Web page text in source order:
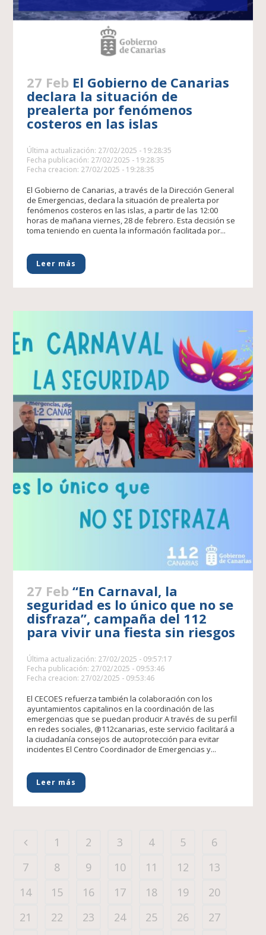
27 Feb El Gobierno de Canarias
declara la situación de
prealerta por fenómenos
costeros en las islas
Última actualización: 27/02/2025 - 19:28:35
Fecha publicación: 27/02/2025 - 19:28:35
Fecha creacion: 27/02/2025 - 19:28:35
El Gobierno de Canarias, a través de la Dirección General
de Emergencias, declara la situación de prealerta por
fenómenos costeros en las islas, a partir de las 12:00
horas de mañana viernes, 28 de febrero. Esta decisión se
toma teniendo en cuenta la información facilitada por...
Leer más
27 Feb “En Carnaval, la
seguridad es lo único que no se
disfraza”, campaña del 112
para vivir una fiesta sin riesgos
Última actualización: 27/02/2025 - 09:57:17
Fecha publicación: 27/02/2025 - 09:53:46
Fecha creacion: 27/02/2025 - 09:53:46
El CECOES refuerza también la colaboración con los
ayuntamientos capitalinos en la coordinación de las
emergencias que se puedan producir A través de su perfil
en redes sociales, @112canarias, este servicio facilitará a
la ciudadanía consejos de autoprotección para evitar
incidentes El Centro Coordinador de Emergencias y...
Leer más
1 2 3 4 5
6
7
8 9 10 11 12
13
14
15 16 17 18 19
20
21
22 23 24 25 26
27